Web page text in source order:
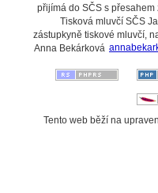
přijímá do SČS s
Tisková mluvčí SČS
zástupkyně tiskové mluvčí,
Anna Bekárková
Tento web běží na